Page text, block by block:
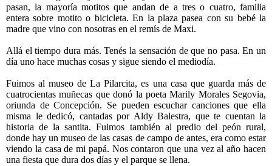
pasan, la mayoría motitos que andan de a tres o cuatro, familia
entera sobre motito o bicicleta. En la plaza pasea con su bebé la
madre que vino con nosotras en el remís de Maxi.
Allá el tiempo dura más. Tenés la sensación de que no pasa. En un
día uno hace muchas cosas y sigue siendo el mediodía.
Fuimos al museo de La Pilarcita, es una casa que guarda más de
cuatrocientas muñecas que donó la poeta Marily Morales Segovia,
oriunda de Concepción. Se pueden escuchar canciones que ella
misma le dedicó, cantadas por Aldy Balestra, que te cuentan la
historia de la santita. Fuimos también al predio del peón rural,
donde hay un museo de las casas de campo de antes, era como estar
viendo la casa de mi papá. Nos contaron que una vez al año hacen
una fiesta que dura dos días y el parque se llena.